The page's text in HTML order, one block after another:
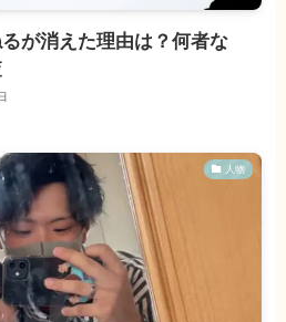
が消えた理由は？何者な
人物